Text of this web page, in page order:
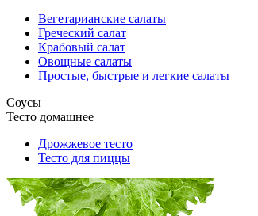
Вегетарианские салаты
Греческий салат
Крабовый салат
Овощные салаты
Простые, быстрые и легкие салаты
Соусы
Тесто домашнее
Дрожжевое тесто
Тесто для пиццы